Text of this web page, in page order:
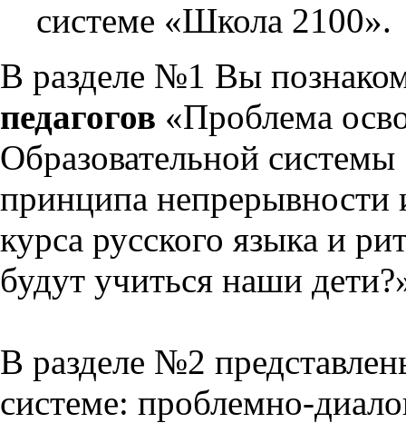
системе «Школа 2100».
В разделе №1 Вы
педагогов «Проблема
Образовательной
принципа непрерывности
курса русского языка и
будут учиться наши
В разделе №2
системе: проблемно-